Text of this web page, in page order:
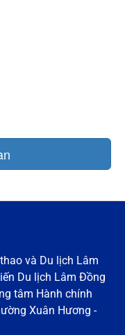
và Du lịch Lâm
Du lịch Lâm Đồng
tâm Hành chính
Xuân Hương -